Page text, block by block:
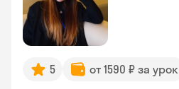
5 от 1590 ₽ за урок